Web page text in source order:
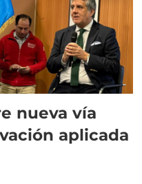
nueva vía
aplicada